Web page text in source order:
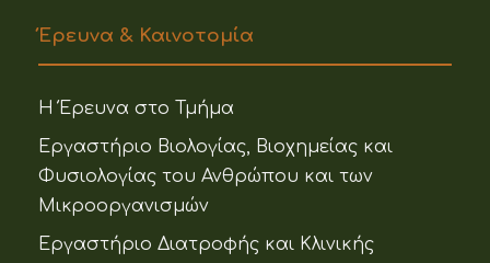
Έρευνα & Καινοτομία
Η Έρευνα στο Τμήμα
Εργαστήριο Βιολογίας, Βιοχημείας και
Φυσιολογίας του Ανθρώπου και των
Μικροοργανισμών
Εργαστήριο Διατροφής και Κλινικής